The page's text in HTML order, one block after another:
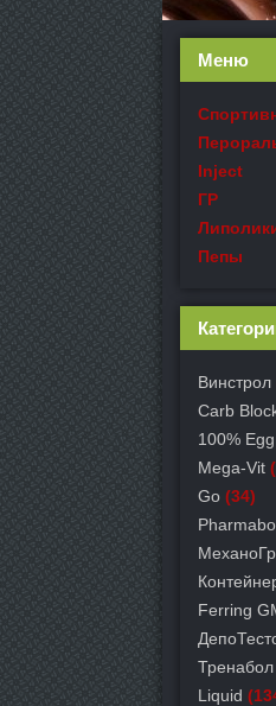
Меню
Inject
ГР
Пепы
Винстрол
Carb
100%
Mega-Vit
Go (34)
Ferring
Тренабол
Liquid